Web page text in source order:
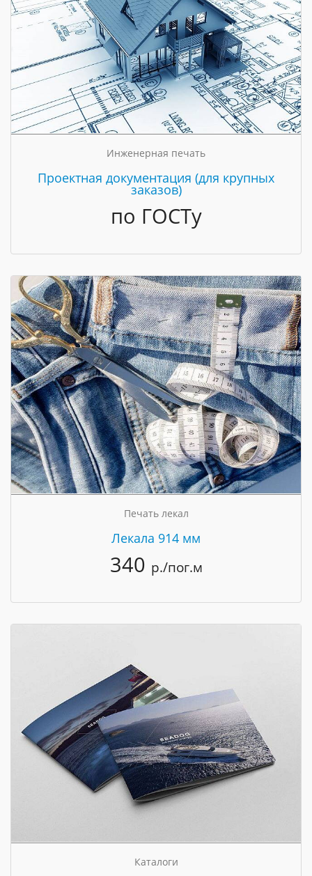
Инженерная печать
Проектная документация (для крупных
заказов)
по ГОСТу
Печать лекал
Лекала 914 мм
340 р./пог.м
Каталоги